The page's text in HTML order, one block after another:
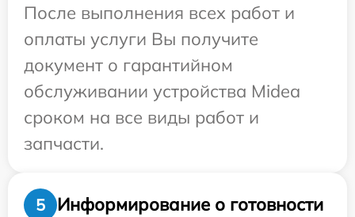
После выполнения всех работ и
оплаты услуги Вы получите
документ о гарантийном
обслуживании устройства Midea
сроком на все виды работ и
запчасти.
5
Информирование о готовности